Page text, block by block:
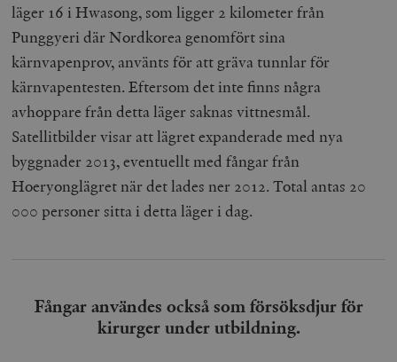
läger 16 i Hwasong, som ligger 2 kilometer från
Punggyeri där Nordkorea genomfört sina
kärnvapenprov, använts för att gräva tunnlar för
kärnvapentesten. Eftersom det inte finns några
avhoppare från detta läger saknas vittnesmål.
Satellitbilder visar att lägret expanderade med nya
byggnader 2013, eventuellt med fångar från
Hoeryonglägret när det lades ner 2012. Total antas 20
000 personer sitta i detta läger i dag.
Fångar användes också som försöksdjur för
kirurger under utbildning.